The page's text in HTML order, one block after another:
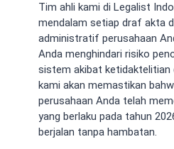
Tim ahli kami di Legalist
mendalam setiap draf akta
administratif perusahaan
Anda menghindari risiko
sistem akibat ketidaktelitian
kami akan memastikan
perusahaan Anda telah
yang berlaku pada tahun
berjalan tanpa hambatan.